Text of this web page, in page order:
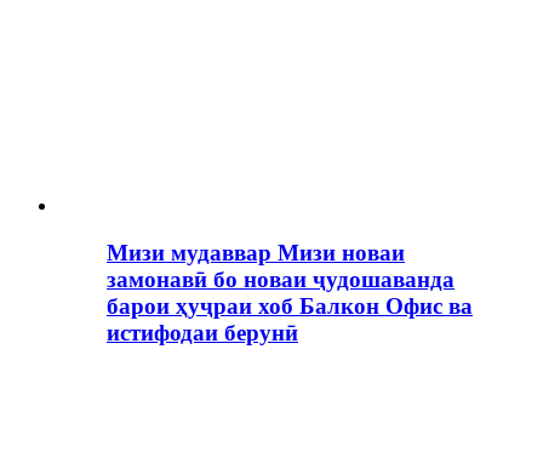
Мизи мудаввар Мизи новаи
замонавӣ бо новаи ҷудошаванда
барои ҳуҷраи хоб Балкон Офис ва
истифодаи берунӣ